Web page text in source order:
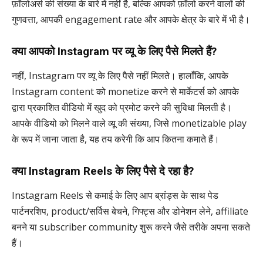
फ़ॉलोअर्स की संख्या के बारे में नहीं है, बल्कि आपको फ़ॉलो करने वालों की
गुणवत्ता, आपकी engagement rate और आपके क्षेत्र के बारे में भी है।
क्या आपको Instagram पर व्यू के लिए पैसे मिलते हैं?
नहीं, Instagram पर व्यू के लिए पैसे नहीं मिलते। हालाँकि, आपके
Instagram content को monetize करने से मार्केटर्स को आपके
द्वारा प्रकाशित वीडियो में खुद को प्रमोट करने की सुविधा मिलती है।
आपके वीडियो को मिलने वाले व्यू की संख्या, जिसे monetizable play
के रूप में जाना जाता है, यह तय करेगी कि आप कितना कमाते हैं।
क्या Instagram Reels के लिए पैसे दे रहा है?
Instagram Reels से कमाई के लिए आप ब्रांड्स के साथ पेड
पार्टनरशिप, product/सर्विस बेचने, गिफ्ट्स और डोनेशन लेने, affiliate
बनने या subscriber community शुरू करने जैसे तरीके अपना सकते
हैं।